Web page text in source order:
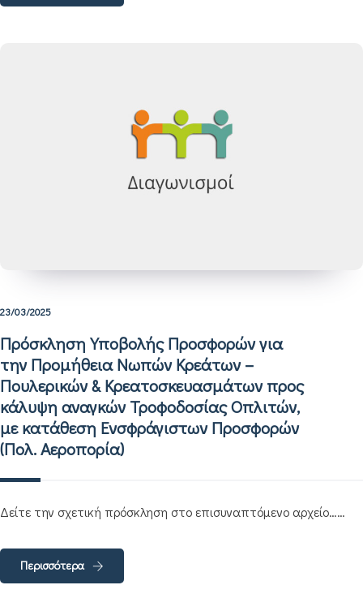
23/03/2025
Πρόσκληση Υποβολής Προσφορών για
την Προμήθεια Νωπών Κρεάτων –
Πουλερικών & Κρεατοσκευασμάτων προς
κάλυψη αναγκών Τροφοδοσίας Οπλιτών,
με κατάθεση Ενσφράγιστων Προσφορών
(Πολ. Αεροπορία)
Δείτε την σχετική πρόσκληση στο επισυναπτόμενο αρχείο……
Περισσότερα